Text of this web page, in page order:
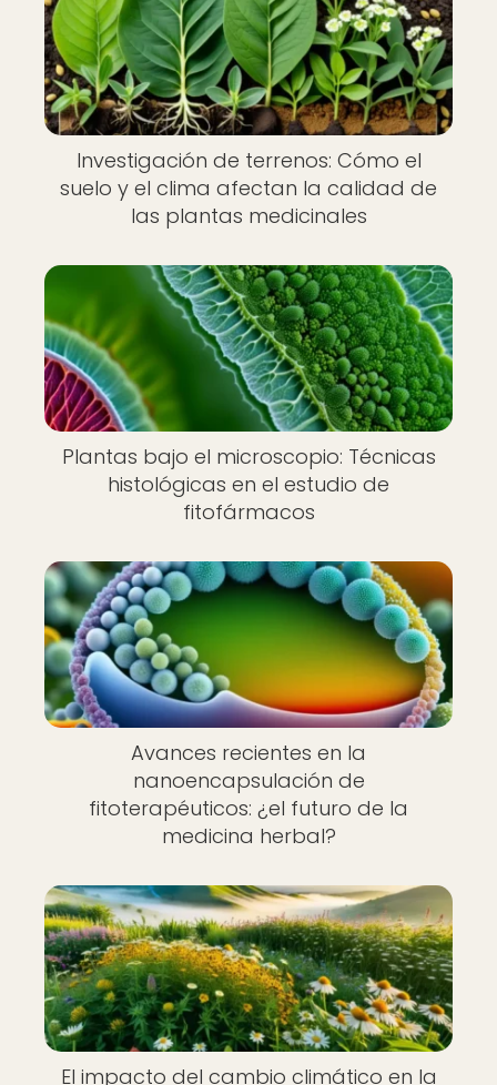
Investigación de terrenos: Cómo el
suelo y el clima afectan la calidad de
las plantas medicinales
Plantas bajo el microscopio: Técnicas
histológicas en el estudio de
fitofármacos
Avances recientes en la
nanoencapsulación de
fitoterapéuticos: ¿el futuro de la
medicina herbal?
El impacto del cambio climático en la